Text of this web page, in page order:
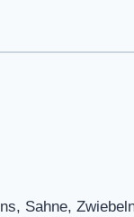
Sahne,